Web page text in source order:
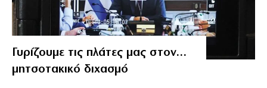
Γυρίζουμε τις πλάτες μας στον…
μητσοτακικό διχασμό